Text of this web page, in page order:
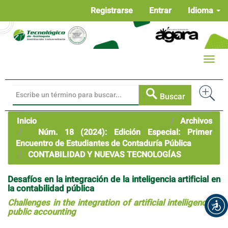
Contenido
principal
Idioma
Registrarse Entrar
Buscar
Toggle
Inicio
Archivos
Núm. 18 (2024): Edición Especial: Primer
Encuentro de Estudiantes de Contaduría Pública
CONTABILIDAD Y NUEVAS TECNOLOGÍAS
Desafíos en la integración de la inteligencia artificial en
la contabilidad pública
Challenges in the integration of artificial intelligence in
public accounting